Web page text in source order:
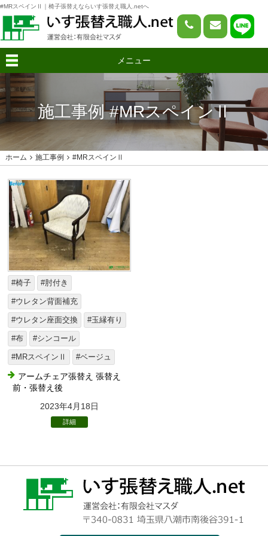
#MRスペインⅡ｜椅子張替えならいす張替え職人.netへ
メニュー
施工事例 #MRスペインⅡ
ホーム 施工事例 #MRスペインⅡ
#椅子 #肘付き
#ウレタン背面補充
#ウレタン座面交換 #玉縁有り
#布 #シンコール
#MRスペインⅡ #ベージュ
アームチェア張替え 張替え
前・張替え後
2023年4月18日
詳細